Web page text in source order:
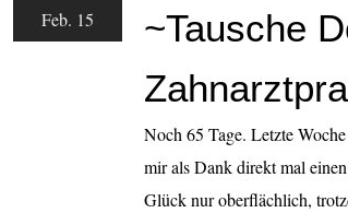
Feb. 15
~Tausche
Noch 65 Tage. Letzte
mir als Dank direkt mal
Glück nur oberflächlich,